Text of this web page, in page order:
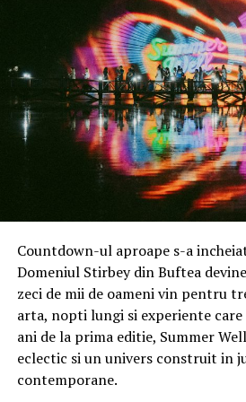
camera principală și atinge nivelul
camera telefoto periscopică de 50
În paralel, AI Color Engine, primul
din industrie, optimizează redarea
complexe de iluminare artificială
tonurile nedorite și păstrând un
imaginilor direct din momentul
Experiența este completată de AI
oferă zoom de până la 120x pe
SuperMoon 2.0, concepută
cât și detaliile arhitecturale
noapte.
CREAZĂ – AI Image to Video
jocului
Countdown-ul aproape s-a
Domeniul Stirbey din Buftea
zeci de mii de oameni vin pentru
arta, nopti lungi si experiente care
ani de la prima editie, Summer
eclectic si un univers construit in
contemporane.